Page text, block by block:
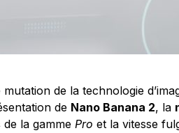
de la technologie
de Nano Banana 2, la
la gamme Pro et la vitesse